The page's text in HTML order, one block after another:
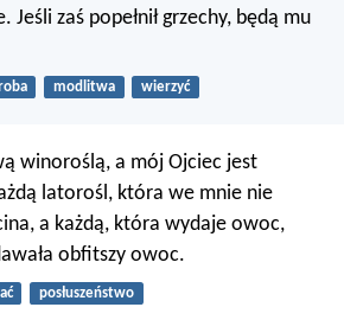
Jeśli zaś popełnił grzechy, będą mu
modlitwa wierzyć
winoroślą, a mój Ojciec jest
latorośl, która we mnie nie
a każdą, która wydaje owoc,
obfitszy owoc.
posłuszeństwo